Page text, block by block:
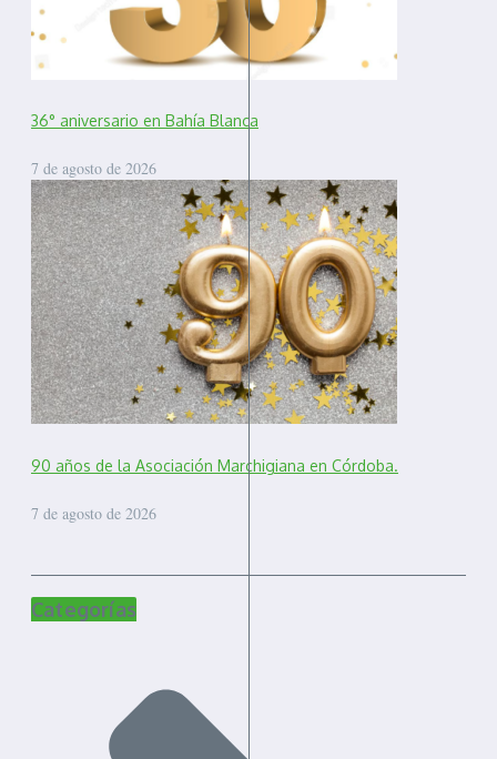
36° aniversario en Bahía Blanca
7 de agosto de 2026
90 años de la Asociación Marchigiana en Córdoba.
7 de agosto de 2026
Categorías